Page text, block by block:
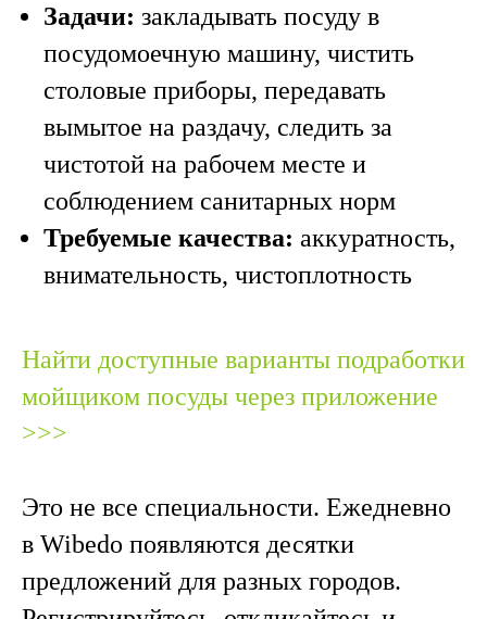
Задачи: закладывать посуду в
посудомоечную машину, чистить
столовые приборы, передавать
вымытое на раздачу, следить за
чистотой на рабочем месте и
соблюдением санитарных норм
Требуемые качества: аккуратность,
внимательность, чистоплотность
Найти доступные варианты подработки
мойщиком посуды через приложение
>>>
Это не все специальности. Ежедневно
в Wibedo появляются десятки
предложений для разных городов.